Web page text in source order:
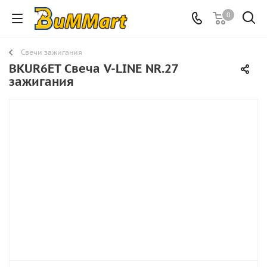
0
Свечи зажигания
BKUR6ET Свеча V-LINE NR.27
зажигания